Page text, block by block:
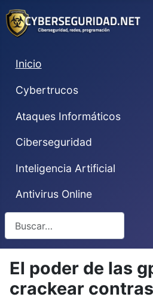
Inicio
Cybertrucos
Ataques Informáticos
Ciberseguridad
Inteligencia Artificial
Antivirus Online
El poder de las
crackear